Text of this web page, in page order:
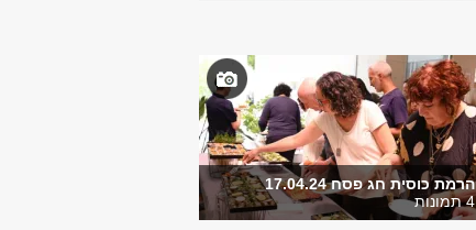
הרמת כוסית חג פסח 17.04.24
4 תמונות